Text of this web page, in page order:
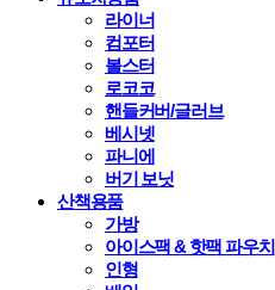
라이너
컴포터
볼스터
로코코
핸들커버/글러브
베시넷
파니에
버기 보닛
산책용품
가방
아이스팩 & 핫팩 파우치
인형